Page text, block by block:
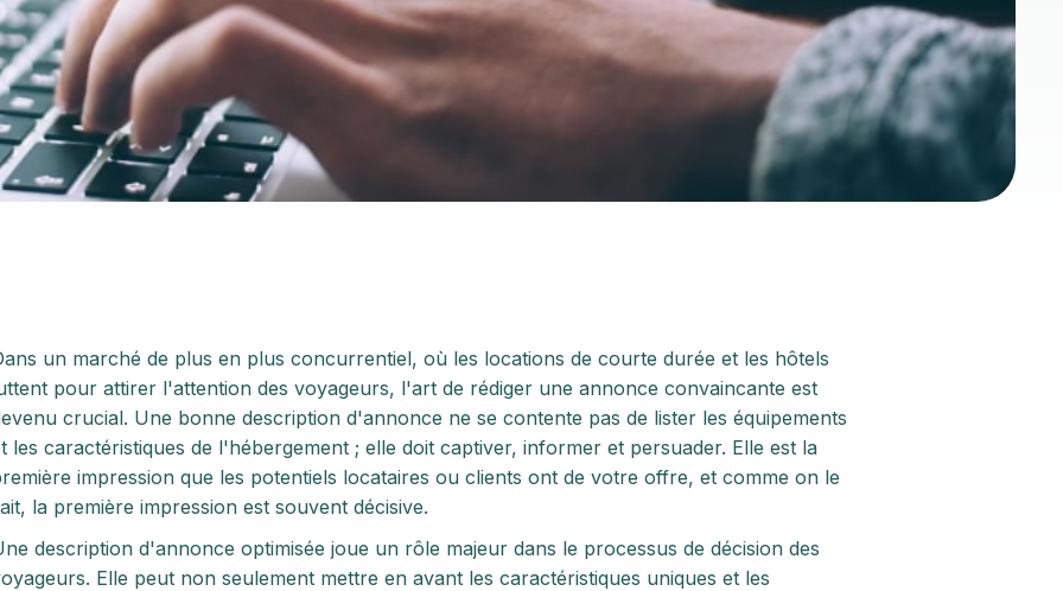
un marché de plus en plus concurrentiel, où les locations de courte durée et les hôtels
pour attirer l'attention des voyageurs, l'art de rédiger une annonce convaincante est
crucial. Une bonne description d'annonce ne se contente pas de lister les équipements
les caractéristiques de l'hébergement ; elle doit captiver, informer et persuader. Elle est la
impression que les potentiels locataires ou clients ont de votre offre, et comme on le
la première impression est souvent décisive.
description d'annonce optimisée joue un rôle majeur dans le processus de décision des
Elle peut non seulement mettre en avant les caractéristiques uniques et les